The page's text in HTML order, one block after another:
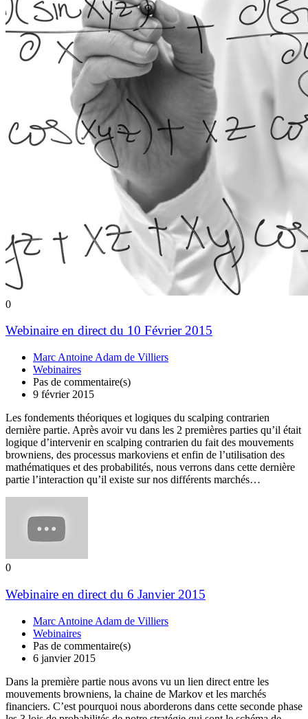
0
Webinaire en direct du 10 Février 2015
Marc Antoine Adam de Villiers
Webinaires
Pas de commentaire(s)
9 février 2015
Les fondements théoriques et logiques du scalping contrarien
dernière partie. Après avoir vu dans les 2 premières parties qu’il était
logique d’intervenir en scalping contrarien du fait des mouvements
browniens, des processus markoviens et enfin de l’utilisation des
mathématiques et des probabilités, nous verrons dans cette dernière
partie l’interaction qu’il existe sur nos différents marchés…
0
Webinaire en direct du 6 Janvier 2015
Marc Antoine Adam de Villiers
Webinaires
Pas de commentaire(s)
6 janvier 2015
Dans la première partie nous avons vu un lien direct entre les
mouvements browniens, la chaine de Markov et les marchés
financiers. C’est pourquoi nous aborderons dans cette seconde phase